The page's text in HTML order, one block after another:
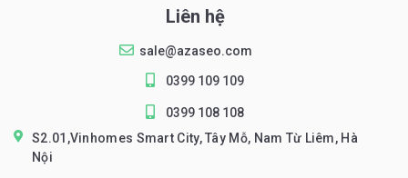
Liên hệ
sale@azaseo.com
0399 109 109
0399 108 108
S2.01,Vinhomes Smart City, Tây Mỗ, Nam Từ Liêm, Hà
Nội